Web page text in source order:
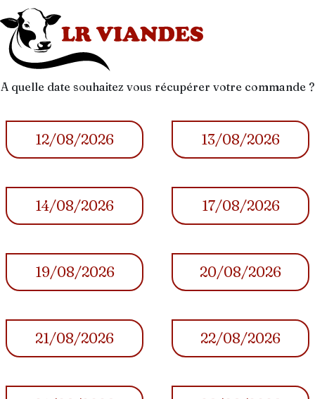
A quelle date souhaitez vous récupérer votre commande ?
12/08/2026 13/08/2026
14/08/2026 17/08/2026
19/08/2026 20/08/2026
21/08/2026 22/08/2026